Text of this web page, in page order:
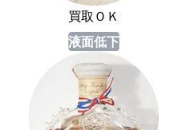
買取ＯＫ
液面低下